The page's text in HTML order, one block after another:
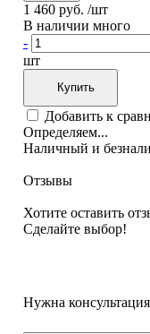
1 460 руб. /шт
В наличии много
-
шт
Купить
Добавить к
Определяем...
Наличный и
Отзывы
Хотите оставить
Сделайте выбор!
Нужна